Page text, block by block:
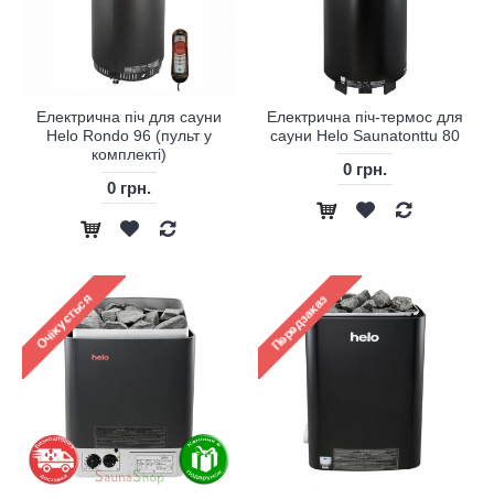
Електрична піч для сауни
Helo Rondo 96 (пульт у
комплекті)
0 грн.
Електрична піч-термос для
сауни Helo Saunatonttu 80
0 грн.